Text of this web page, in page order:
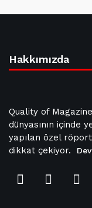
Hakkımızda
Quality of
dünyasının içinde
yapılan özel
dikkat çekiyor.